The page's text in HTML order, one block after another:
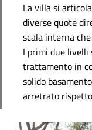
La villa si
diverse quote
scala interna
I primi due livelli
trattamento in
solido
arretrato